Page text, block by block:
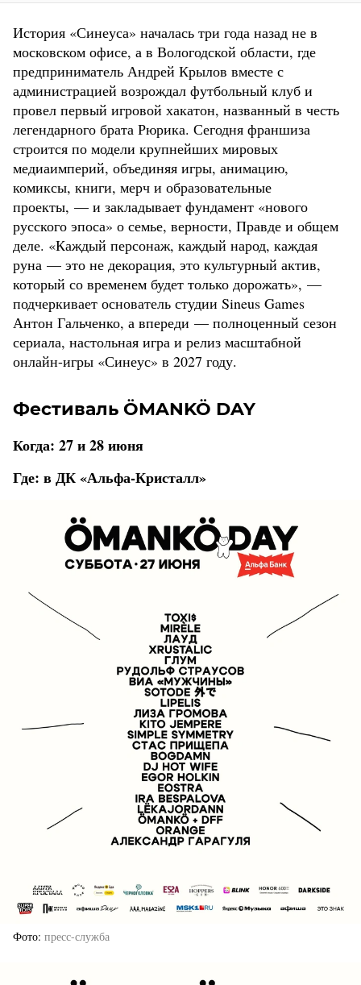
История «Синеуса» началась три года назад не в
московском офисе, а в Вологодской области, где
предприниматель Андрей Крылов вместе с
администрацией возрождал футбольный клуб и
провел первый игровой хакатон, названный в честь
легендарного брата Рюрика. Сегодня франшиза
строится по модели крупнейших мировых
медиаимперий, объединяя игры, анимацию,
комиксы, книги, мерч и образовательные
проекты, — и закладывает фундамент «нового
русского эпоса» о семье, верности, Правде и общем
деле. «Каждый персонаж, каждый народ, каждая
руна — это не декорация, это культурный актив,
который со временем будет только дорожать», —
подчеркивает основатель студии Sineus Games
Антон Гальченко, а впереди — полноценный сезон
сериала, настольная игра и релиз масштабной
онлайн-игры «Синеус» в 2027 году.
Фестиваль ÖMANKÖ DAY
Когда: 27 и 28 июня
Где: в ДК «Альфа-Кристалл»
Фото пресс-служба